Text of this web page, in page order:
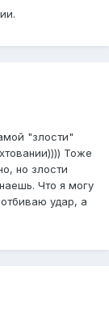
"злости"
Тоже
но злости
Что я могу
удар, а